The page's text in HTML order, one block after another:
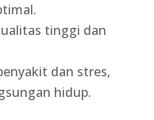
tinggi dan
dan stres,
hidup.